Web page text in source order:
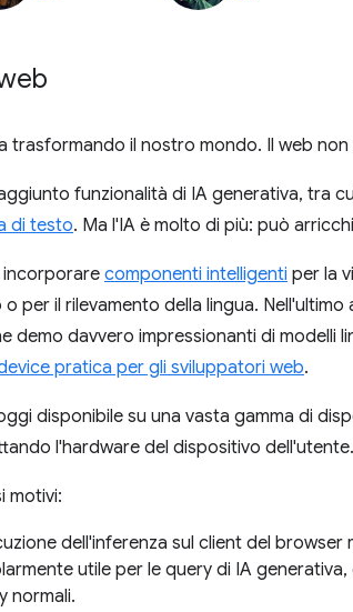
trasformando il nostro mondo. Il web
funzionalità di IA generativa, tra
di testo. Ma l'IA è molto di più: può
incorporare componenti intelligenti per la
per il rilevamento della lingua.
demo davvero impressionanti di modelli
pratica per gli sviluppatori web.
disponibile su una vasta gamma di
l'hardware del dispositivo dell'utente.
motivi:
dell'inferenza sul client del
utile per le query di IA
normali.